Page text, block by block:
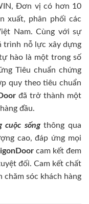
Đơn vị có hơn 10
xuất, phân phối các
Nam. Cùng với sự
trình nỗ lực xây dựng
hào là một trong số
Tiêu chuẩn chứng
quy theo tiêu chuẩn
đã trở thành một
đầu.
cuộc sốngthông qua
cao, đáp ứng mọi
cam kết đem
đối. Cam kết chất
chăm sóc khách hàng